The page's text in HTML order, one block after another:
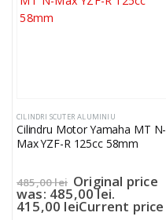
CILINDRI SCUTER ALUMINIU
Cilindru Motor Yamaha MT N-
Max YZF-R 125cc 58mm
485,00lei Original price
was: 485,00 lei.
415,00 leiCurrent price